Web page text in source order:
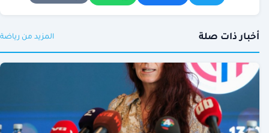
أخبار ذات صلة المزيد من رياضة